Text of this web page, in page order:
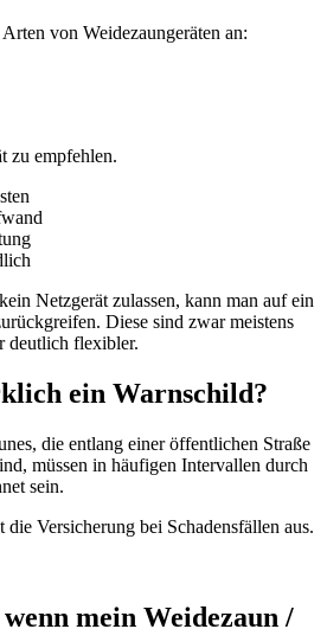
von Weidezaungeräten an:
zu empfehlen.
Netzgerät zulassen, kann man auf ein
Diese sind zwar meistens
deutlich flexibler.
ein Warnschild?
die entlang einer öffentlichen Straße
müssen in häufigen Intervallen durch
sein.
Versicherung bei Schadensfällen aus.
mein Weidezaun /